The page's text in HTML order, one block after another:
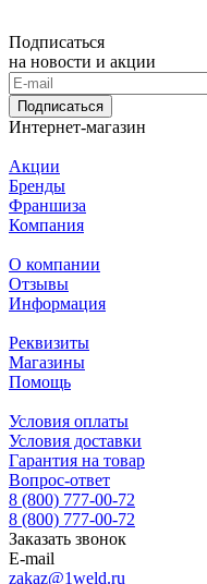
Подписаться
на новости и акции
Подписаться
Интернет-магазин
Акции
Бренды
Франшиза
Компания
О компании
Отзывы
Информация
Реквизиты
Магазины
Помощь
Условия оплаты
Условия доставки
Гарантия на товар
Вопрос-ответ
8 (800) 777-00-72
8 (800) 777-00-72
Заказать звонок
E-mail
zakaz@1weld.ru